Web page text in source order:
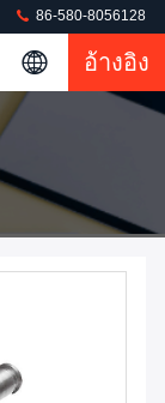
86-580-8056128
อ้างอิง